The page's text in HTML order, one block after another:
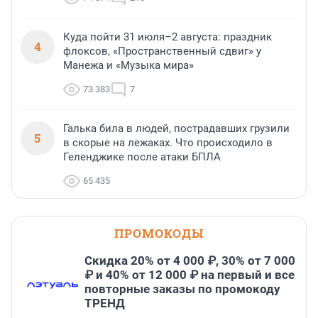
4
Куда пойти 31 июля–2 августа: праздник
флоксов, «Пространственный сдвиг» у
Манежа и «Музыка мира»
73 383 7
5
Галька била в людей, пострадавших грузили
в скорые на лежаках. Что происходило в
Геленджике после атаки БПЛА
65 435
ПРОМОКОДЫ
Скидка 20% от 4 000 ₽, 30% от 7 000
₽ и 40% от 12 000 ₽ на первый и все
повторные заказы по промокоду
ТРЕНД